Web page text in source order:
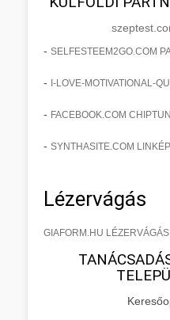
- SELFESTEEM2GO.COM
- I-LOVE-MOTIVATIONAL-
- FACEBOOK.COM
- SYNTHASITE.COM
Lézervágás
GIAFORM.HU LÉZERVÁGÁS